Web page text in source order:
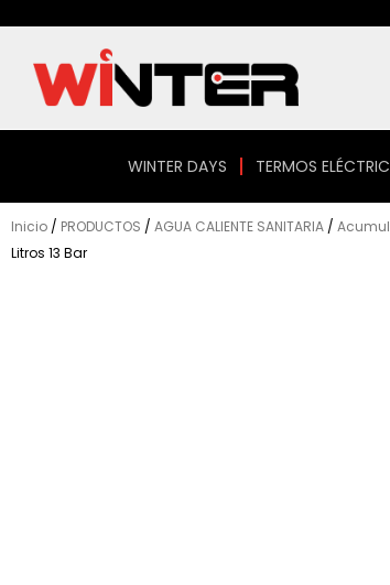
contenido
WINTER DAYS TERMOS
Inicio / PRODUCTOS / AGUA CALIENTE SANITARIA /
Litros 13 Bar